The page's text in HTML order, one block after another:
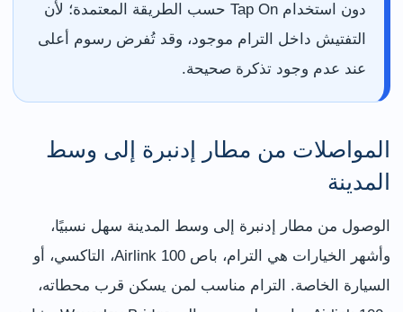
دون استخدام Tap On حسب الطريقة المعتمدة؛ لأن
التفتيش داخل الترام موجود، وقد تُفرض رسوم أعلى
عند عدم وجود تذكرة صحيحة.
المواصلات من مطار إدنبرة إلى وسط
المدينة
الوصول من مطار إدنبرة إلى وسط المدينة سهل نسبيًا،
وأشهر الخيارات هي الترام، باص Airlink 100، التاكسي، أو
السيارة الخاصة. الترام مناسب لمن يسكن قرب محطاته،